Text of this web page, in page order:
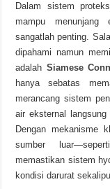
Dalam sistem
mampu menunjang
sangatlah penting.
dipahami namun
adalah Siamese
hanya sebatas
merancang sistem
air eksternal
Dengan mekanisme
sumber
memastikan sistem
kondisi darurat